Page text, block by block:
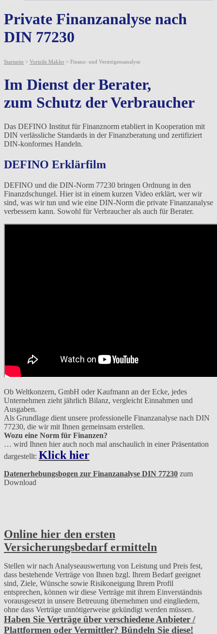
Private Finanzanalyse nach
DIN 77230
Startseite > Vorteile Makler > Finanz- und Vermögensanalyse
Im Dienst der Berater,
zum Schutz der Verbraucher
Das DEFINO Institut für Finanznorm etabliert in Kooperation mit
DIN verlässliche Standards in der Finanzberatung und zertifiziert
DIN-konformes Handeln.
DEFINO Erklärfilm
DEFINO und die DIN-Norm 77230 bringen Ordnung in den
Finanzdschungel. Hier ist in einem kurzen Video erklärt, wer wir
sind, was wir tun und wie eine DIN-Norm die private Finanzanalyse
verbessern kann. Sowohl für Verbraucher als auch für Berater.
Ob Weltkonzern, GmbH oder Kaufmann an der Ecke, jedes
Unternehmen zieht jährlich Bilanz, vergleicht Einnahmen und
Ausgaben.
Als Grundlage dient unsere professionelle Finanzanalyse nach DIN
77230, die wir mit Ihnen gemeinsam erstellen.
Wozu eine Norm für Finanzen?
… wird Ihnen hier auch noch mal anschaulich in einer Präsentation
dargestellt: Klick hier
Datenerhebungsbogen zur Finanzanalyse DIN 77230 zum
Download
Online hier den ersten
Versicherungsbedarf ermitteln
Stellen wir nach Analyseauswertung von Leistung und Preis fest,
dass bestehende Verträge von Ihnen bzgl. Ihrem Bedarf geeignet
sind, Ziele, Wünsche sowie Risikoneigung Ihrem Profil
entsprechen, können wir diese Verträge mit ihrem Einverständnis
vorausgesetzt in unsere Betreuung übernehmen und eingliedern,
ohne dass Verträge unnötigerweise gekündigt werden müssen.
Haben Sie Verträge über verschiedene Anbieter /
Plattformen oder Vermittler? Bündeln Sie diese!